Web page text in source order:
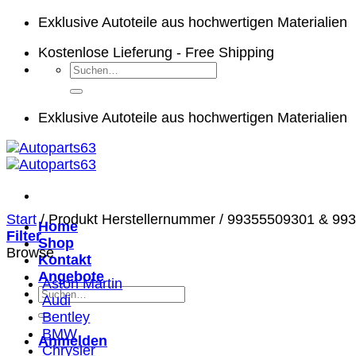
Zum
springen
Exklusive Autoteile aus hochwertigen Materialien
Kostenlose Lieferung - Free Shipping
Suchen
nach:
Exklusive Autoteile aus hochwertigen Materialien
Home
Shop
Kontakt
Angebote
Suchen
nach:
Anmelden
Start /Produkt Herstellernummer / 99355509301 &
Filter
Browse
Aston Martin
Audi
Bentley
BMW
Chrysler